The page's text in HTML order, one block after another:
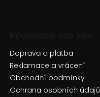
Doprava a platba
Reklamace a vrácení
Obchodní podmínky
Ochrana osobních údajů